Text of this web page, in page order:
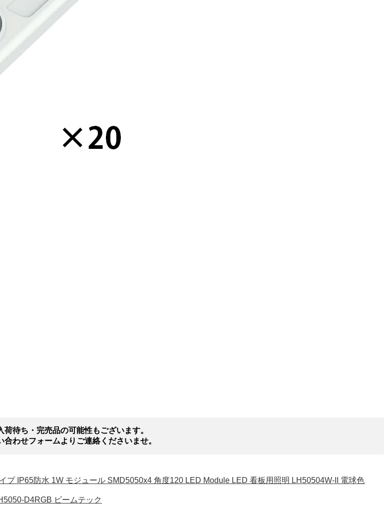
荷待ち・完売品の可能性もございます。
合わせフォームよりご連絡くださいませ。
IP65防水 1W モジュール SMD5050x4 角度120 LED Module LED 看板用照明 LH50504W-II 電球色
D4RGB ビームテック